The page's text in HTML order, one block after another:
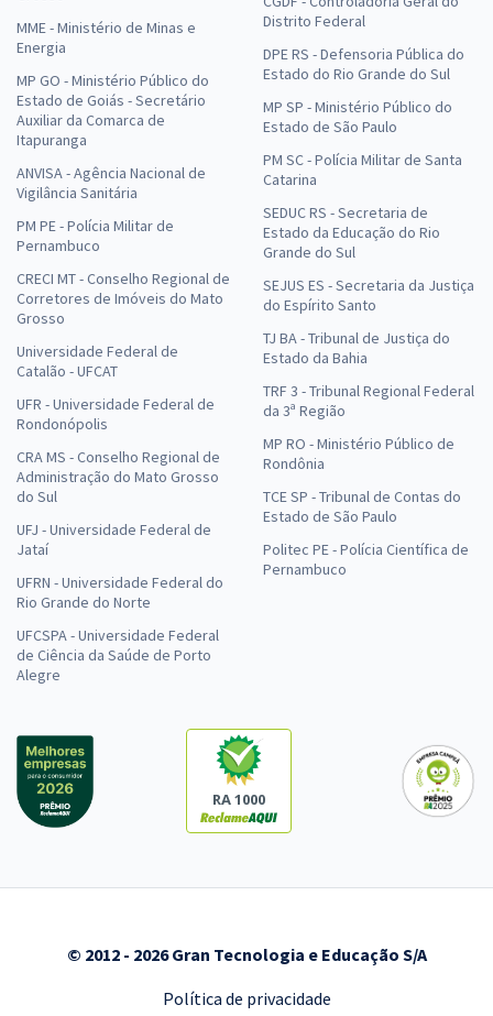
MME - Ministério de Minas e
Energia
MP GO - Ministério Público do
Estado de Goiás - Secretário
Auxiliar da Comarca de
Itapuranga
ANVISA - Agência Nacional de
Vigilância Sanitária
PM PE - Polícia Militar de
Pernambuco
CRECI MT - Conselho Regional de
Corretores de Imóveis do Mato
Grosso
Universidade Federal de
Catalão - UFCAT
UFR - Universidade Federal de
Rondonópolis
CRA MS - Conselho Regional de
Administração do Mato Grosso
do Sul
UFJ - Universidade Federal de
Jataí
UFRN - Universidade Federal do
Rio Grande do Norte
UFCSPA - Universidade Federal
de Ciência da Saúde de Porto
Alegre
Distrito Federal
DPE RS - Defensoria Pública do
Estado do Rio Grande do Sul
MP SP - Ministério Público do
Estado de São Paulo
PM SC - Polícia Militar de Santa
Catarina
SEDUC RS - Secretaria de
Estado da Educação do Rio
Grande do Sul
SEJUS ES - Secretaria da Justiça
do Espírito Santo
TJ BA - Tribunal de Justiça do
Estado da Bahia
TRF 3 - Tribunal Regional Federal
da 3ª Região
MP RO - Ministério Público de
Rondônia
TCE SP - Tribunal de Contas do
Estado de São Paulo
Politec PE - Polícia Científica de
Pernambuco
RA 1000
© 2012 - 2026 Gran Tecnologia e Educação S/A
Política de privacidade